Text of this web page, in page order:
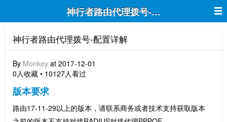
神行者路由代理拨号-配置详解
神行者路由代理拨号-配置详解
By Monkey at 2017-12-01
0人收藏 • 10127人看过
版本要求
路由17-11-29以上的版本，请联系商务或者技术支持获取版本